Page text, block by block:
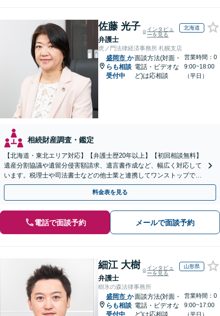
佐藤 光子
弁護士
インタビュ
ーを見る
北海道
虎ノ門法律経済事務所 札幌支店
盛岡市 か
らも相談
受付中
面談方法(対面・
電話・ビデオな
ど)は応相談
営業時間：0
9:00~18:00
（平日）
相続財産調査・鑑定
【北海道・東北エリア対応】【弁護士歴20年以上】【初回相談無料】
遺産分割協議や遺留分侵害額請求、遺言書作成など、幅広く対応して
います。税理士や司法書士などの他士業と連携してワンストップでの
解決が可能です。ぜひご相談ください。
料金表を見る
電話で面談予約 メールで面談予約
細江 大樹
弁護士
インタビュ
ーを見る
山形県
樹氷の森法律事務所
盛岡市 か
らも相談
受付中
面談方法(対面・
電話・ビデオな
ど)は応相談
営業時間：0
9:00~17:00
（平日）